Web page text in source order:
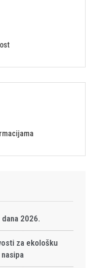
2026.
za ekološku